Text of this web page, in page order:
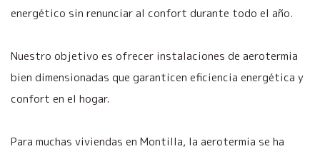
energético sin renunciar al confort durante todo el año.
Nuestro objetivo es ofrecer instalaciones de aerotermia
bien dimensionadas que garanticen eficiencia energética y
confort en el hogar.
Para muchas viviendas en Montilla, la aerotermia se ha